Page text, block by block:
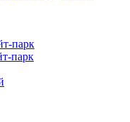
парк
парк